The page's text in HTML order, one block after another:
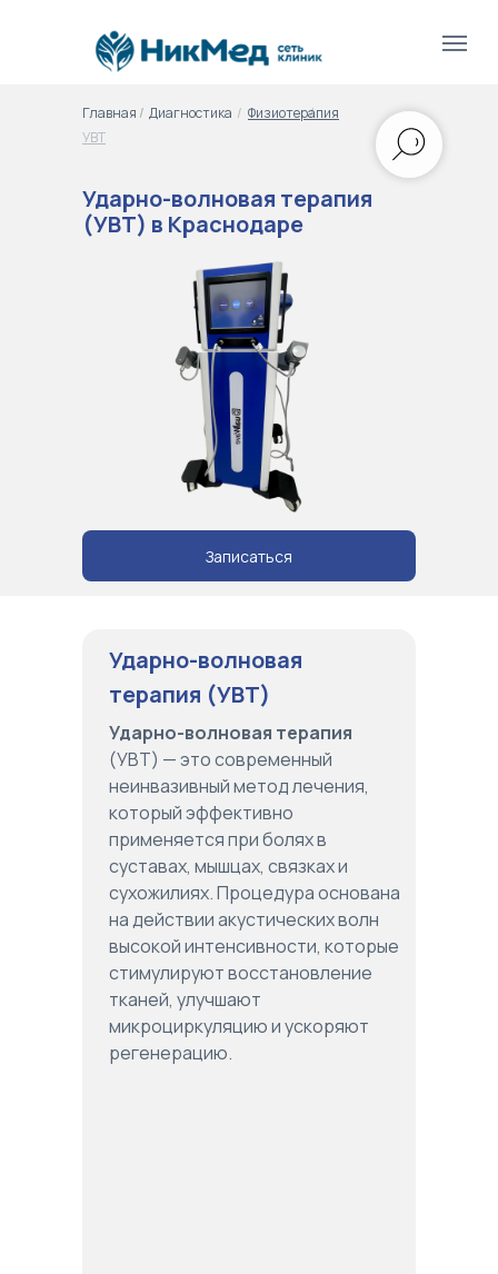
Главная
УВТ
Диагностика
/ /
Физиотерапия
/ /
Ударно-волновая терапия
(УВТ) в Краснодаре
Записаться
Ударно-волновая
терапия (УВТ)
Ударно-волновая терапия
(УВТ) — это современный
неинвазивный метод лечения,
который эффективно
применяется при болях в
суставах, мышцах, связках и
сухожилиях. Процедура основана
на действии акустических волн
высокой интенсивности, которые
стимулируют восстановление
тканей, улучшают
микроциркуляцию и ускоряют
регенерацию.